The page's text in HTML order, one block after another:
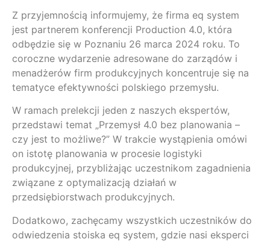
Z przyjemnością informujemy, że firma eq system
jest partnerem konferencji Production 4.0, która
odbędzie się w Poznaniu 26 marca 2024 roku. To
coroczne wydarzenie adresowane do zarządów i
menadżerów firm produkcyjnych koncentruje się na
tematyce efektywności polskiego przemysłu.
W ramach prelekcji jeden z naszych ekspertów,
przedstawi temat „Przemysł 4.0 bez planowania –
czy jest to możliwe?” W trakcie wystąpienia omówi
on istotę planowania w procesie logistyki
produkcyjnej, przybliżając uczestnikom zagadnienia
związane z optymalizacją działań w
przedsiębiorstwach produkcyjnych.
Dodatkowo, zachęcamy wszystkich uczestników do
odwiedzenia stoiska eq system, gdzie nasi eksperci